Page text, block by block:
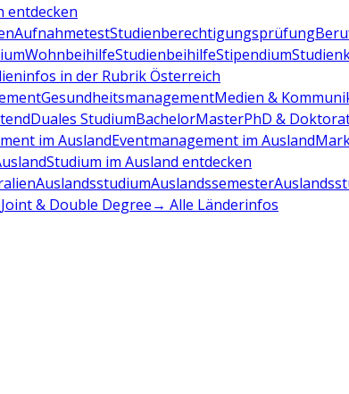
entdecken
AufnahmetestStudienberechtigungsprüfung
WohnbeihilfeStudienbeihilfeStipendium
in der Rubrik Österreich
GesundheitsmanagementMedien &
Duales StudiumBachelorMasterPhD &
im AuslandEventmanagement im Ausland
Studium im Ausland entdecken
AuslandsstudiumAuslandssemester
Joint & Double Degree→ Alle Länderinfos